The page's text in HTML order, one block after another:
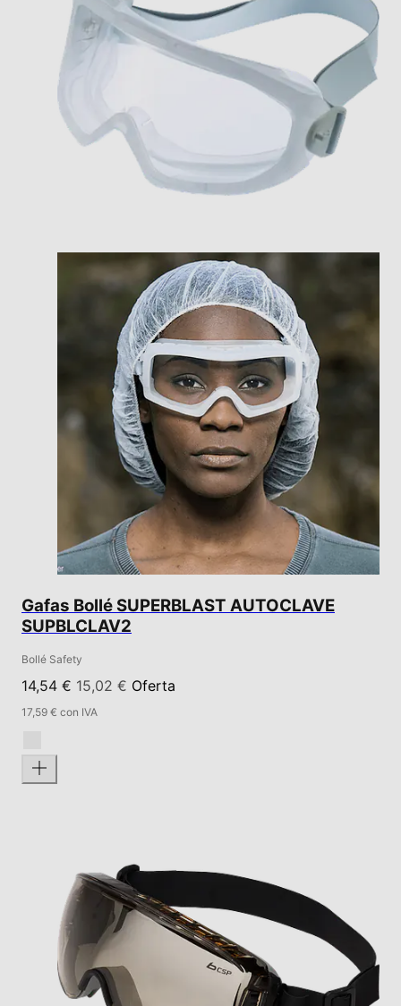
Gafas Bollé SUPERBLAST AUTOCLAVE
SUPBLCLAV2
Bollé Safety
14,54 € 15,02 € Oferta
17,59 € con IVA